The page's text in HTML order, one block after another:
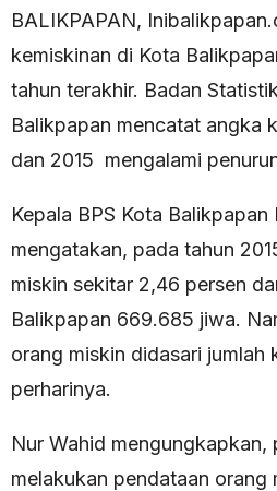
BALIKPAPAN,
kemiskinan di Kota
tahun terakhir. Badan
Balikpapan mencatat angka
dan 2015 mengalami
Kepala BPS Kota Balikpapan
mengatakan, pada tahun
miskin sekitar 2,46 persen
Balikpapan 669.685 jiwa.
orang miskin didasari jumlah
perharinya.
Nur Wahid mengungkapkan,
melakukan pendataan orang